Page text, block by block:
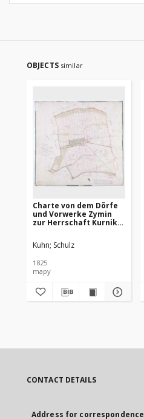
OBJECTS similar
Charte von dem Dörfe
und Vorwerke Zymin
zur Herrschaft Kurnik
durch Schulz und nach
dem [...] copirt 1825
Kuhn Schulz
1825
mapy
CONTACT DETAILS
Address for correspondence